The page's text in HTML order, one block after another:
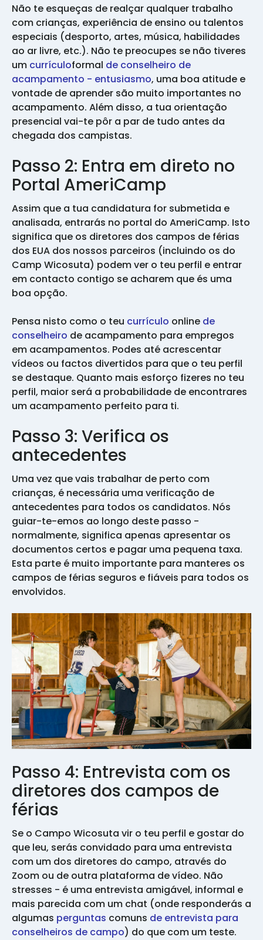
Não te esqueças de realçar qualquer trabalho
com crianças, experiência de ensino ou talentos
especiais (desporto, artes, música, habilidades
ao ar livre, etc.). Não te preocupes se não tiveres
um currículoformal de conselheiro de
acampamento - entusiasmo, uma boa atitude e
vontade de aprender são muito importantes no
acampamento. Além disso, a tua orientação
presencial vai-te pôr a par de tudo antes da
chegada dos campistas.
Passo 2: Entra em direto no
Portal AmeriCamp
Assim que a tua candidatura for submetida e
analisada, entrarás no portal do AmeriCamp. Isto
significa que os diretores dos campos de férias
dos EUA dos nossos parceiros (incluindo os do
Camp Wicosuta) podem ver o teu perfil e entrar
em contacto contigo se acharem que és uma
boa opção.
Pensa nisto como o teu currículo online de
conselheiro de acampamento para empregos
em acampamentos. Podes até acrescentar
vídeos ou factos divertidos para que o teu perfil
se destaque. Quanto mais esforço fizeres no teu
perfil, maior será a probabilidade de encontrares
um acampamento perfeito para ti.
Passo 3: Verifica os
antecedentes
Uma vez que vais trabalhar de perto com
crianças, é necessária uma verificação de
antecedentes para todos os candidatos. Nós
guiar-te-emos ao longo deste passo -
normalmente, significa apenas apresentar os
documentos certos e pagar uma pequena taxa.
Esta parte é muito importante para manteres os
campos de férias seguros e fiáveis para todos os
envolvidos.
Passo 4: Entrevista com os
diretores dos campos de
férias
Se o Campo Wicosuta vir o teu perfil e gostar do
que leu, serás convidado para uma entrevista
com um dos diretores do campo, através do
Zoom ou de outra plataforma de vídeo. Não
stresses - é uma entrevista amigável, informal e
mais parecida com um chat (onde responderás a
algumas perguntas comuns de entrevista para
conselheiros de campo) do que com um teste.